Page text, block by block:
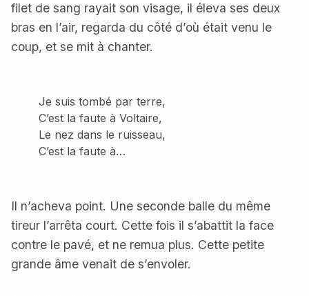
filet de sang rayait son visage, il éleva ses deux
bras en l’air, regarda du côté d’où était venu le
coup, et se mit à chanter.
Je suis tombé par terre,
C’est la faute à Voltaire,
Le nez dans le ruisseau,
C’est la faute à…
Il n’acheva point. Une seconde balle du même
tireur l’arrêta court. Cette fois il s’abattit la face
contre le pavé, et ne remua plus. Cette petite
grande âme venait de s’envoler.